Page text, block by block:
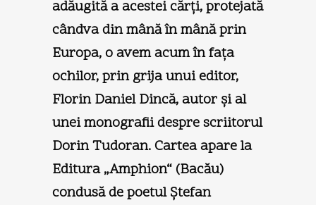
adăugită a acestei cărţi, protejată
cândva din mână în mână prin
Europa, o avem acum în faţa
ochilor, prin grija unui editor,
Florin Daniel Dincă, autor şi al
unei monografii despre scriitorul
Dorin Tudoran. Cartea apare la
Editura „Amphion“ (Bacău)
condusă de poetul Ştefan